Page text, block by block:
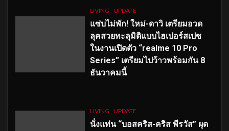
LIVING UPDATE
แซ่บไม่พัก! ใหม่-ดาวิ เตรียมอวด
ลุคสวยทะลุมิติแบบไฮเปอร์สเปซ
ในงานเปิดตัว “realme 10 Pro
Series” เตรียมไปว้าวพร้อมกัน 8
ธันวาคมนี้
LIVING UPDATE
นั่งแท่น “บอสคริส-คริส พีรวัส” ผุด